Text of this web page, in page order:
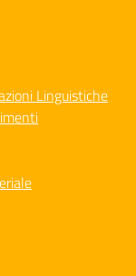
Linguistiche